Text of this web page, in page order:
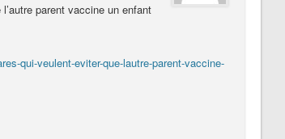
parent vaccine un enfant
qui-veulent-eviter-que-lautre-parent-vaccine-